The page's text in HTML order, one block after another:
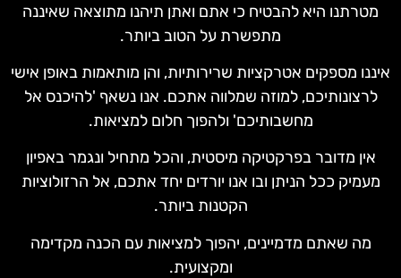
מטרתנו היא להבטיח כי אתם ואתן תיהנו מתוצאה שאיננה
מתפשרת על הטוב ביותר.
איננו מספקים אטרקציות שרירותיות, והן מותאמות באופן אישי
לרצונותיכם, למוזה שמלווה אתכם. אנו נשאף 'להיכנס אל
מחשבותיכם' ולהפוך חלום למציאות.
אין מדובר בפרקטיקה מיסטית, והכל מתחיל ונגמר באפיון
מעמיק ככל הניתן ובו אנו יורדים יחד אתכם, אל הרזולוציות
הקטנות ביותר.
מה שאתם מדמיינים, יהפוך למציאות עם הכנה מקדימה
ומקצועית.